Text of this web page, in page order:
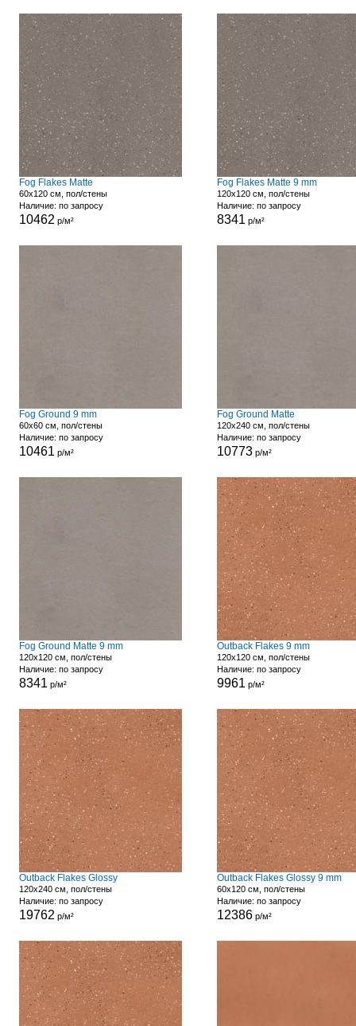
Fog Flakes Matte
60x120 см, пол/стены
Наличие: по запросу
10462 р/м²
Fog Flakes Matte 9 mm
120x120 см, пол/стены
Наличие: по запросу
8341 р/м²
Fog Ground 9 mm
60x60 см, пол/стены
Наличие: по запросу
10461 р/м²
Fog Ground Matte
120x240 см, пол/стены
Наличие: по запросу
10773р/м²
Fog Ground Matte 9 mm
120x120 см, пол/стены
Наличие: по запросу
8341 р/м²
Outback Flakes 9 mm
120x120 см, пол/стены
Наличие: по запросу
9961 р/м²
Outback Flakes Glossy
120x240 см, пол/стены
Наличие: по запросу
19762 р/м²
Outback Flakes Glossy 9 mm
60x120 см, пол/стены
Наличие: по запросу
12386р/м²